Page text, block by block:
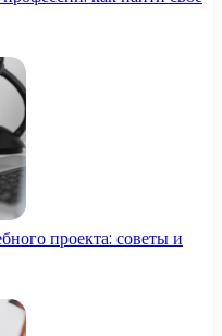
проекта: советы и